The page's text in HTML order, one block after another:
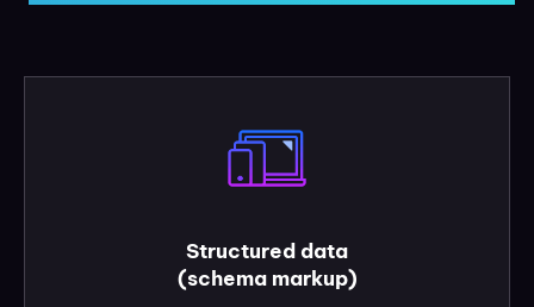
Structured data
(schema markup)